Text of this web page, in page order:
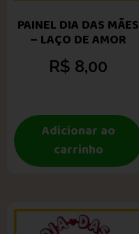
PAINEL DIA DAS MÃES
– LAÇO DE AMOR
R$ 8,00
Adicionar ao
carrinho